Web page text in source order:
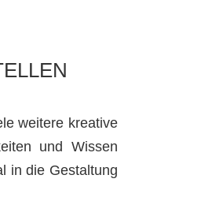
weitere kreative
und Wissen
in die Gestaltung